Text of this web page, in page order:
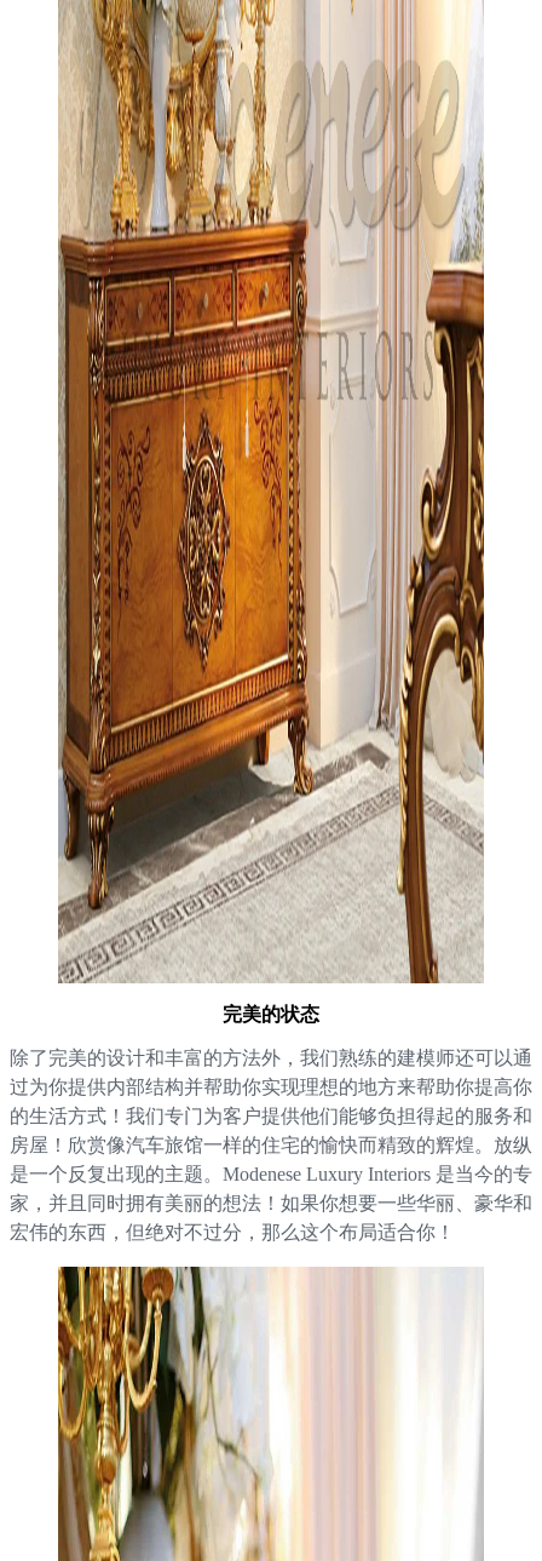
完美的状态
除了完美的设计和丰富的方法外，我们熟练的建模师还可以通
过为你提供内部结构并帮助你实现理想的地方来帮助你提高你
的生活方式！我们专门为客户提供他们能够负担得起的服务和
房屋！欣赏像汽车旅馆一样的住宅的愉快而精致的辉煌。放纵
是一个反复出现的主题。Modenese Luxury Interiors 是当今的专
家，并且同时拥有美丽的想法！如果你想要一些华丽、豪华和
宏伟的东西，但绝对不过分，那么这个布局适合你！